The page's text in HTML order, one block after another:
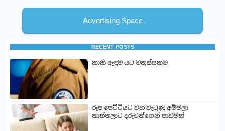
Advertising Space
RECENT POSTS
කාකි ඇඳුම යට මනුස්සකම
රූප පෙට්ටියට වහ වැටුණු අම්මලා
තාත්තලාට දරුවන්ගෙන් පාඩමක්